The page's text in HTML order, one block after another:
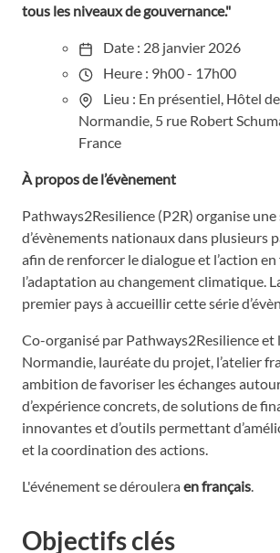
tous les niveaux de gouvernance."
Date : 28 janvier 2026
Heure : 9h00 - 17h00
Lieu : En présentiel, Hôtel
Normandie, 5 rue Robert
France
À propos de l’évènement
Pathways2Resilience (P2R) organise une
d’évènements nationaux dans plusieurs
afin de renforcer le dialogue et l’action
l’adaptation au changement climatique.
premier pays à accueillir cette série
Co-organisé par Pathways2Resilience et
Normandie, lauréate du projet, l’atelier
ambition de favoriser les échanges
d’expérience concrets, de solutions de
innovantes et d’outils permettant
et la coordination des actions.
L'événement se dérouleraen français.
Objectifs clés